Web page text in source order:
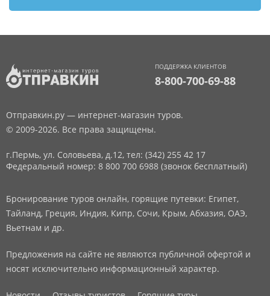
ПОДДЕРЖКА КЛИЕНТОВ
8-800-700-69-88
Отправкин.ру — интернет-магазин туров.
© 2009-2026. Все права защищены.
г.Пермь, ул. Соловьева, д.12, тел: (342) 255 42 17
Федеральный номер: 8 800 700 6988 (звонок бесплатный)
Бронирование туров онлайн, горящие путевки: Египет,
Тайланд, Греция, Индия, Кипр, Сочи, Крым, Абхазия, ОАЭ,
Вьетнам и др.
Предложения на сайте не являются публичной офертой и
носят исключительно информационный характер.